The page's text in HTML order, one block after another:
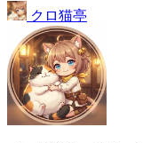
クロ猫亭